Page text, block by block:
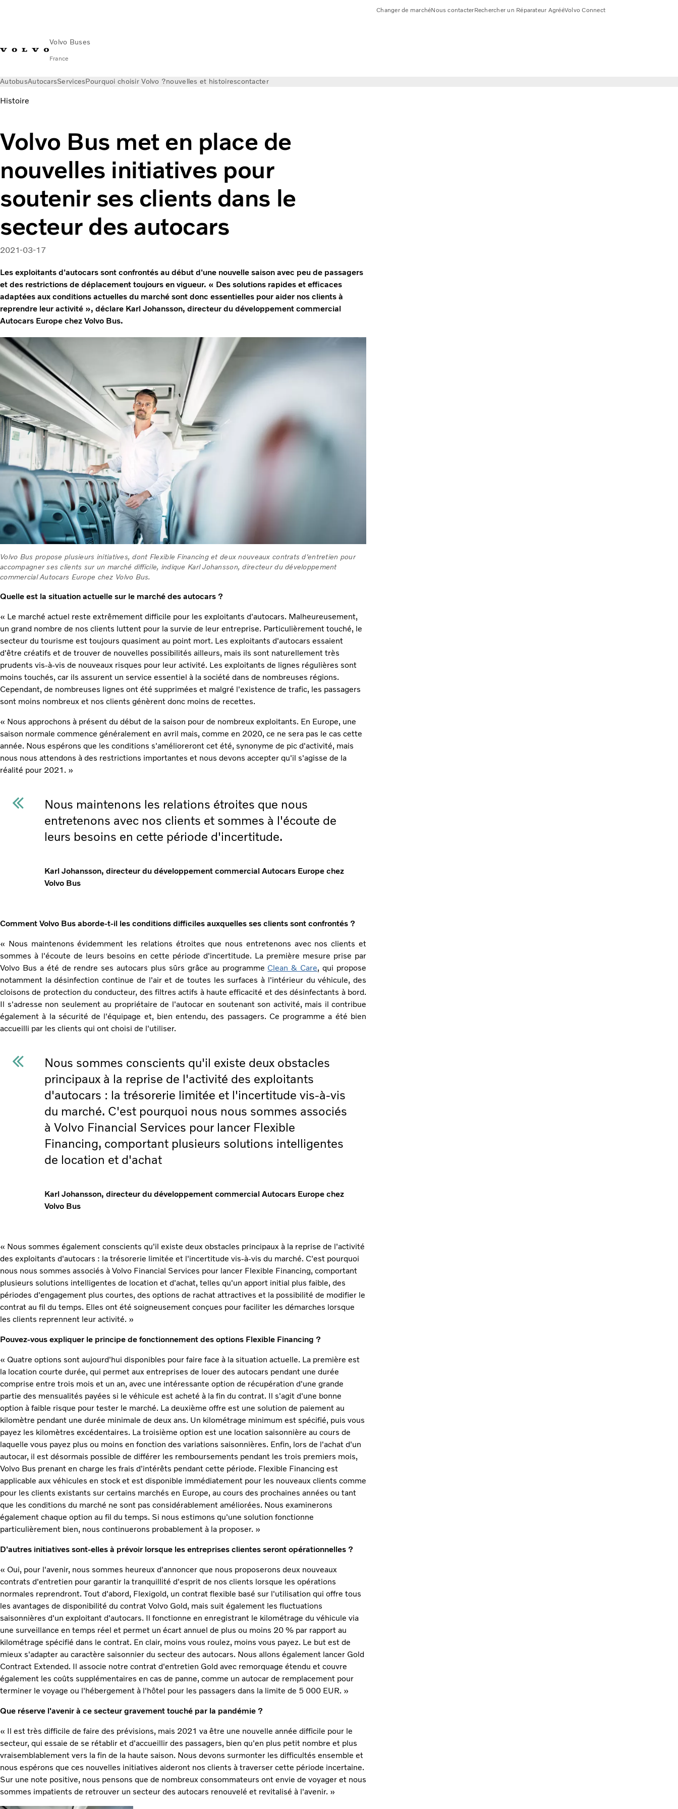
Volvo Buses
France
Changer de marchéNous contacterRechercher un Réparateur AgrééVolvo Connect
AutobusAutocarsServicesPourquoi choisir Volvo ?nouvelles et histoirescontacter
Histoire
Volvo Bus met en place de
nouvelles initiatives pour
soutenir ses clients dans le
secteur des autocars
2021-03-17
Les exploitants d'autocars sont confrontés au début d'une nouvelle saison avec peu de passagers
et des restrictions de déplacement toujours en vigueur. « Des solutions rapides et efficaces
adaptées aux conditions actuelles du marché sont donc essentielles pour aider nos clients à
reprendre leur activité », déclare Karl Johansson, directeur du développement commercial
Autocars Europe chez Volvo Bus.
Volvo Bus propose plusieurs initiatives, dont Flexible Financing et deux nouveaux contrats d'entretien pour
accompagner ses clients sur un marché difficile, indique Karl Johansson, directeur du développement
commercial Autocars Europe chez Volvo Bus.
Quelle est la situation actuelle sur le marché des autocars ?
« Le marché actuel reste extrêmement difficile pour les exploitants d'autocars. Malheureusement,
un grand nombre de nos clients luttent pour la survie de leur entreprise. Particulièrement touché, le
secteur du tourisme est toujours quasiment au point mort. Les exploitants d'autocars essaient
d'être créatifs et de trouver de nouvelles possibilités ailleurs, mais ils sont naturellement très
prudents vis-à-vis de nouveaux risques pour leur activité. Les exploitants de lignes régulières sont
moins touchés, car ils assurent un service essentiel à la société dans de nombreuses régions.
Cependant, de nombreuses lignes ont été supprimées et malgré l'existence de trafic, les passagers
sont moins nombreux et nos clients génèrent donc moins de recettes.
« Nous approchons à présent du début de la saison pour de nombreux exploitants. En Europe, une
saison normale commence généralement en avril mais, comme en 2020, ce ne sera pas le cas cette
année. Nous espérons que les conditions s'amélioreront cet été, synonyme de pic d'activité, mais
nous nous attendons à des restrictions importantes et nous devons accepter qu'il s'agisse de la
réalité pour 2021. »
Nous maintenons les relations étroites que nous
entretenons avec nos clients et sommes à l'écoute de
leurs besoins en cette période d'incertitude.
Karl Johansson, directeur du développement commercial Autocars Europe chez
Volvo Bus
Comment Volvo Bus aborde-t-il les conditions difficiles auxquelles ses clients sont confrontés ?
« Nous maintenons évidemment les relations étroites que nous entretenons avec nos clients et
sommes à l'écoute de leurs besoins en cette période d'incertitude. La première mesure prise par
Volvo Bus a été de rendre ses autocars plus sûrs grâce au programme Clean & Care, qui propose
notamment la désinfection continue de l'air et de toutes les surfaces à l'intérieur du véhicule, des
cloisons de protection du conducteur, des filtres actifs à haute efficacité et des désinfectants à bord.
Il s'adresse non seulement au propriétaire de l'autocar en soutenant son activité, mais il contribue
également à la sécurité de l'équipage et, bien entendu, des passagers. Ce programme a été bien
accueilli par les clients qui ont choisi de l'utiliser.
Nous sommes conscients qu'il existe deux obstacles
principaux à la reprise de l'activité des exploitants
d'autocars : la trésorerie limitée et l'incertitude vis-à-vis
du marché. C'est pourquoi nous nous sommes associés
à Volvo Financial Services pour lancer Flexible
Financing, comportant plusieurs solutions intelligentes
de location et d'achat
Karl Johansson, directeur du développement commercial Autocars Europe chez
Volvo Bus
« Nous sommes également conscients qu'il existe deux obstacles principaux à la reprise de l'activité
des exploitants d'autocars : la trésorerie limitée et l'incertitude vis-à-vis du marché. C'est pourquoi
nous nous sommes associés à Volvo Financial Services pour lancer Flexible Financing, comportant
plusieurs solutions intelligentes de location et d'achat, telles qu'un apport initial plus faible, des
périodes d'engagement plus courtes, des options de rachat attractives et la possibilité de modifier le
contrat au fil du temps. Elles ont été soigneusement conçues pour faciliter les démarches lorsque
les clients reprennent leur activité. »
Pouvez-vous expliquer le principe de fonctionnement des options Flexible Financing ?
« Quatre options sont aujourd'hui disponibles pour faire face à la situation actuelle. La première est
la location courte durée, qui permet aux entreprises de louer des autocars pendant une durée
comprise entre trois mois et un an, avec une intéressante option de récupération d'une grande
partie des mensualités payées si le véhicule est acheté à la fin du contrat. Il s'agit d'une bonne
option à faible risque pour tester le marché. La deuxième offre est une solution de paiement au
kilomètre pendant une durée minimale de deux ans. Un kilométrage minimum est spécifié, puis vous
payez les kilomètres excédentaires. La troisième option est une location saisonnière au cours de
laquelle vous payez plus ou moins en fonction des variations saisonnières. Enfin, lors de l'achat d'un
autocar, il est désormais possible de différer les remboursements pendant les trois premiers mois,
Volvo Bus prenant en charge les frais d'intérêts pendant cette période. Flexible Financing est
applicable aux véhicules en stock et est disponible immédiatement pour les nouveaux clients comme
pour les clients existants sur certains marchés en Europe, au cours des prochaines années ou tant
que les conditions du marché ne sont pas considérablement améliorées. Nous examinerons
également chaque option au fil du temps. Si nous estimons qu'une solution fonctionne
particulièrement bien, nous continuerons probablement à la proposer. »
D'autres initiatives sont-elles à prévoir lorsque les entreprises clientes seront opérationnelles ?
« Oui, pour l'avenir, nous sommes heureux d'annoncer que nous proposerons deux nouveaux
contrats d'entretien pour garantir la tranquillité d'esprit de nos clients lorsque les opérations
normales reprendront. Tout d'abord, Flexigold, un contrat flexible basé sur l'utilisation qui offre tous
les avantages de disponibilité du contrat Volvo Gold, mais suit également les fluctuations
saisonnières d'un exploitant d'autocars. Il fonctionne en enregistrant le kilométrage du véhicule via
une surveillance en temps réel et permet un écart annuel de plus ou moins 20 % par rapport au
kilométrage spécifié dans le contrat. En clair, moins vous roulez, moins vous payez. Le but est de
mieux s'adapter au caractère saisonnier du secteur des autocars. Nous allons également lancer Gold
Contract Extended. Il associe notre contrat d'entretien Gold avec remorquage étendu et couvre
également les coûts supplémentaires en cas de panne, comme un autocar de remplacement pour
terminer le voyage ou l'hébergement à l'hôtel pour les passagers dans la limite de 5 000 EUR. »
Que réserve l'avenir à ce secteur gravement touché par la pandémie ?
« Il est très difficile de faire des prévisions, mais 2021 va être une nouvelle année difficile pour le
secteur, qui essaie de se rétablir et d'accueillir des passagers, bien qu'en plus petit nombre et plus
vraisemblablement vers la fin de la haute saison. Nous devons surmonter les difficultés ensemble et
nous espérons que ces nouvelles initiatives aideront nos clients à traverser cette période incertaine.
Sur une note positive, nous pensons que de nombreux consommateurs ont envie de voyager et nous
sommes impatients de retrouver un secteur des autocars renouvelé et revitalisé à l'avenir. »